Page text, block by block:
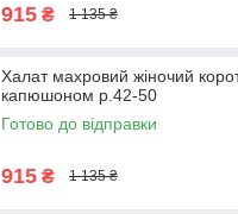
915 ₴ 1 135 ₴
Халат махровий жіночий
капюшоном р.42-50
Готово до відправки
915 ₴ 1 135 ₴